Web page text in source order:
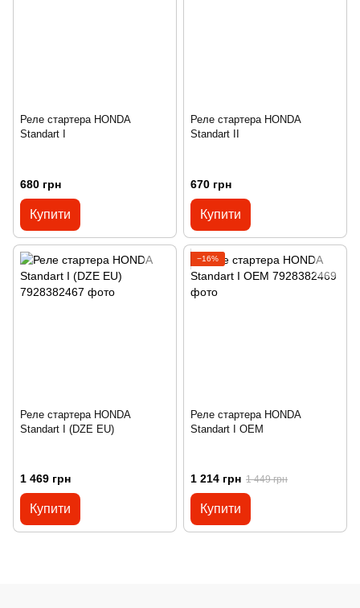
Реле стартера HONDA
Standart I
680 грн
Купити
Реле стартера HONDA
Standart II
670 грн
Купити
Реле стартера HONDA
Standart I (DZE EU)
1 469 грн
Купити
−16%
Реле стартера HONDA
Standart I OEM
1 214 грн 1 449 грн
Купити